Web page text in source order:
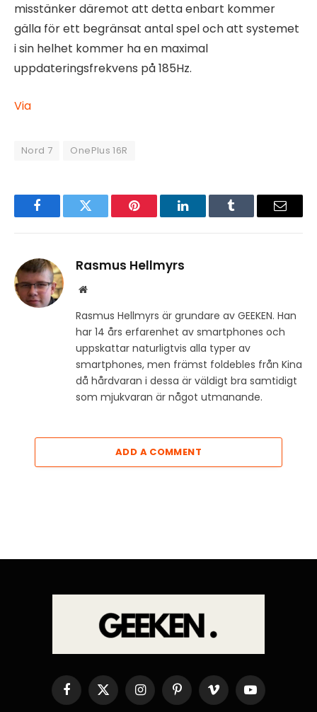
misstänker däremot att detta enbart kommer
gälla för ett begränsat antal spel och att systemet
i sin helhet kommer ha en maximal
uppdateringsfrekvens på 185Hz.
Via
Nord 7 OnePlus 16R
FacebookTwitter Pinterest LinkedInTumblr Email
Rasmus Hellmyrs
Website
Rasmus Hellmyrs är grundare av GEEKEN. Han
har 14 års erfarenhet av smartphones och
uppskattar naturligtvis alla typer av
smartphones, men främst foldebles från Kina
då hårdvaran i dessa är väldigt bra samtidigt
som mjukvaran är något utmanande.
ADD A COMMENT
Facebook
X
(Twitter)
InstagramPinterestVimeo YouTube